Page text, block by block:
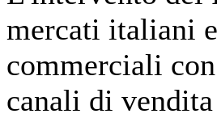
mercati italiani
commerciali
canali di